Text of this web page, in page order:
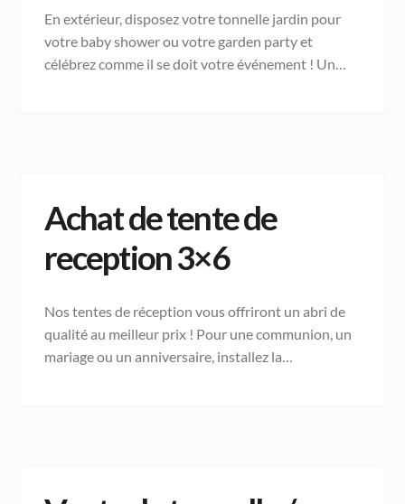
En extérieur, disposez votre tonnelle jardin pour
votre baby shower ou votre garden party et
célébrez comme il se doit votre événement ! Un…
Achat de tente de
reception 3×6
Nos tentes de réception vous offriront un abri de
qualité au meilleur prix ! Pour une communion, un
mariage ou un anniversaire, installez la…